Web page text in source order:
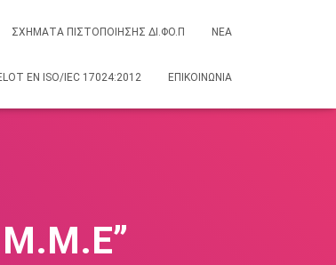
ΣΧΗΜΑΤΑ ΠΙΣΤΟΠΟΙΗΣΗΣ ΔΙ.ΦΟ.Π ΝΕΑ
EN ISO/IEC 17024:2012 ΕΠΙΚΟΙΝΩΝΊΑ
Μ.Μ.Ε”